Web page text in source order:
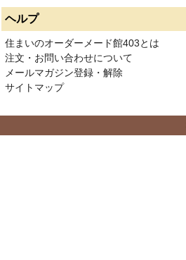
ヘルプ
住まいのオーダーメード館403とは
注文・お問い合わせについて
メールマガジン登録・解除
サイトマップ